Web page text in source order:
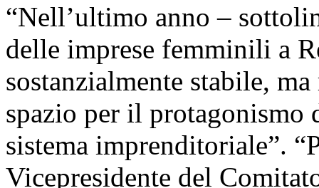
“Nell’ultimo anno –
delle imprese femminili a
sostanzialmente stabile,
spazio per il protagonismo
sistema imprenditoriale”.
Vicepresidente del